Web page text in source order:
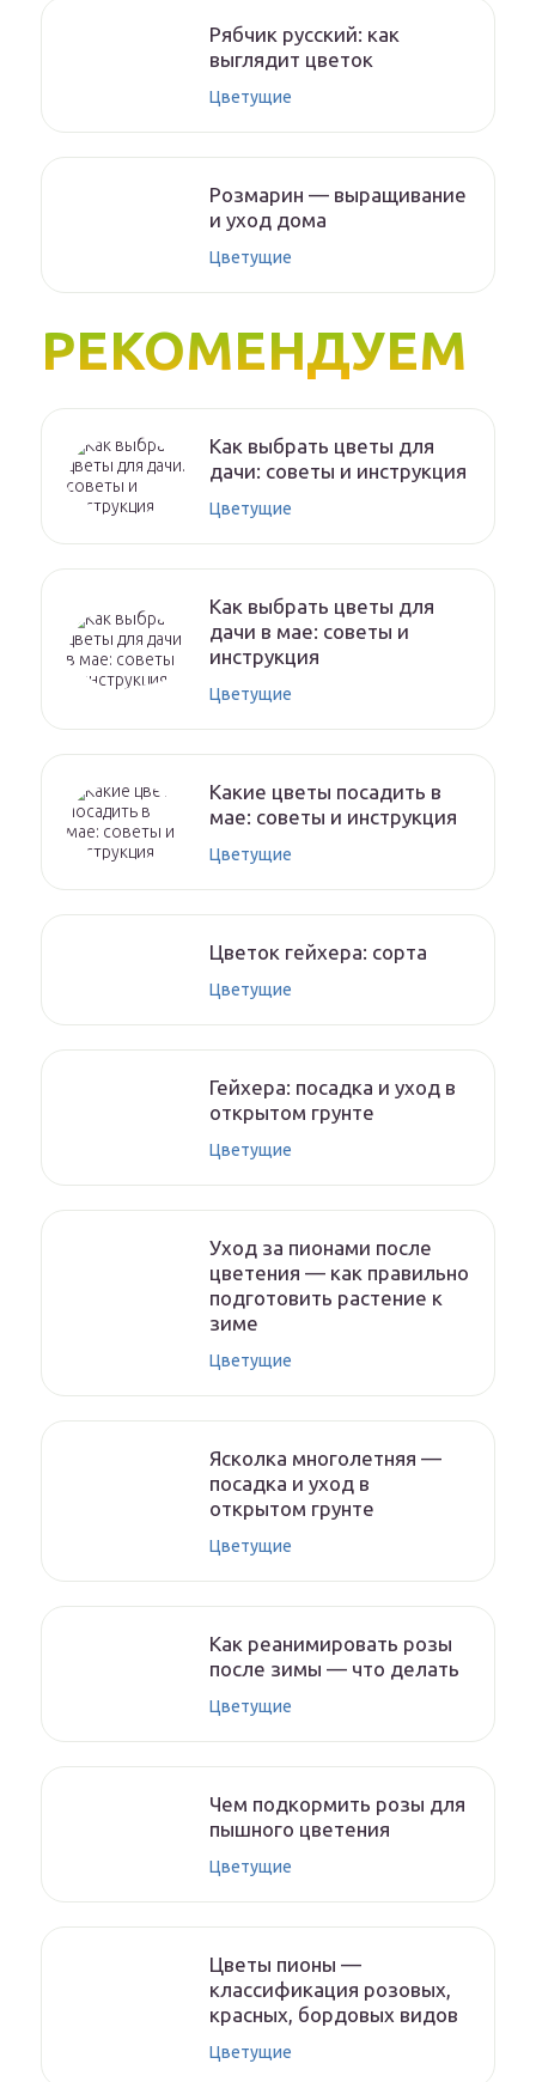
Рябчик русский: как
выглядит цветок
Цветущие
Розмарин — выращивание
и уход дома
Цветущие
РЕКОМЕНДУЕМ
Как выбрать цветы для
дачи: советы и инструкция
Цветущие
Как выбрать цветы для
дачи в мае: советы и
инструкция
Цветущие
Какие цветы посадить в
мае: советы и инструкция
Цветущие
Цветок гейхера: сорта
Цветущие
Гейхера: посадка и уход в
открытом грунте
Цветущие
Уход за пионами после
цветения — как правильно
подготовить растение к
зиме
Цветущие
Ясколка многолетняя —
посадка и уход в
открытом грунте
Цветущие
Как реанимировать розы
после зимы — что делать
Цветущие
Чем подкормить розы для
пышного цветения
Цветущие
Цветы пионы —
классификация розовых,
красных, бордовых видов
Цветущие